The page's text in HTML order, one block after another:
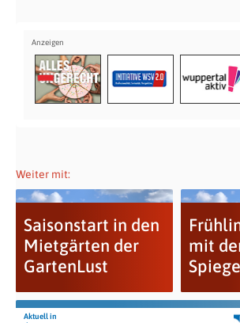
Weiter mit:
Saisonstart in den
Mietgärten der
GartenLust
mit
Aktuell in